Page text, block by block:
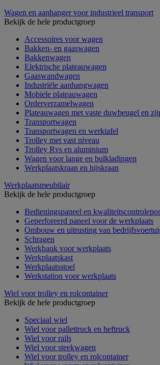
Wagen en aanhanger voor industrieel transport
Bekijk de hele productgroep
Accessoires voor wagen
Bakken- en gaaswagen
Bakkenwagen
Elektrische plateauwagen
Gaaswandwagen
Industriële aanhangwagen
Mobiele plateauwagen
Orderverzamelwagen
Plateauwagen met vaste duwbeugel en
Transportwagen
Transportwagen en werktafel
Trolley met vast niveau
Trolley Rvs en aluminium
Wagen voor lange en bulkladingen
Werkplaatskraan en hijskraan
Werkplaatsmeubilair
Bekijk de hele productgroep
Bedieningspaneel en
Geperforeerd paneel voor de werkplaats
Ombouw en uitrusting van
Schragen
Werkbank voor werkplaats
Werkplaatskast
Werkplaatsstoel
Werkstation voor werkplaats
Wiel voor trolley en rolcontainer
Bekijk de hele productgroep
Speciaal wiel
Wiel voor pallettruck en heftruck
Wiel voor rails
Wiel voor steekwagen
Wiel voor trolley en rolcontainer